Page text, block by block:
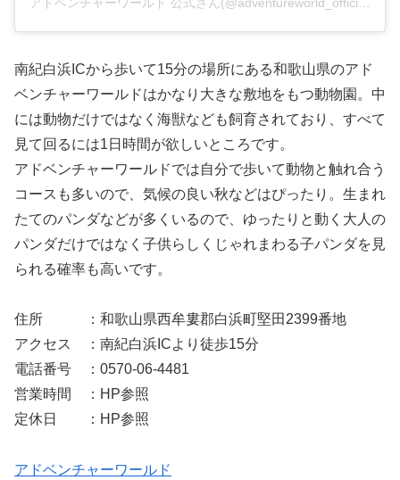
南紀白浜ICから歩いて15分の場所にある和歌山県のアド
ベンチャーワールドはかなり大きな敷地をもつ動物園。中
には動物だけではなく海獣なども飼育されており、すべて
見て回るには1日時間が欲しいところです。
アドベンチャーワールドでは自分で歩いて動物と触れ合う
コースも多いので、気候の良い秋などはぴったり。生まれ
たてのパンダなどが多くいるので、ゆったりと動く大人の
パンダだけではなく子供らしくじゃれまわる子パンダを見
られる確率も高いです。
住所 ：和歌山県西牟婁郡白浜町堅田2399番地
アクセス ：南紀白浜ICより徒歩15分
電話番号 ：0570-06-4481
営業時間 ：HP参照
定休日 ：HP参照
アドベンチャーワールド